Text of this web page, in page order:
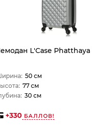
L'Case Phatthaya
50 см
77 см
30 см
+330 БАЛЛОВ!